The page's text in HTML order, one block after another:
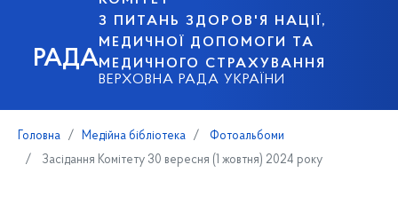
РАДА
З ПИТАНЬ ЗДОРОВ'Я НАЦІЇ,
МЕДИЧНОЇ ДОПОМОГИ ТА
МЕДИЧНОГО СТРАХУВАННЯ
ВЕРХОВНА РАДА УКРАЇНИ
Головна Медійна бібліотека
Фотоальбоми
Засідання Комітету 30 вересня (1 жовтня) 2024 року